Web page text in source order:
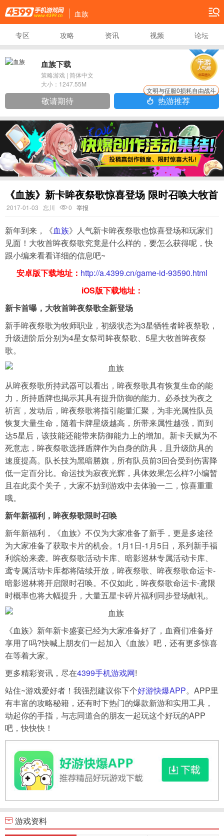
4399手机游戏网
血族
专区 攻略 资讯 视频 论坛
血族下载
策略游戏 | 简体中文
大小： 1247.55M
敬请期待 热游推荐
文明与征服0损耗自由战斗
《血族》新卡眸夜祭歌惊喜登场 限时召唤大牧首
2017-01-03 忘川 0 举报
新年到来，《血族》人气新卡眸夜祭歌也惊喜登场和玩家们
见面！大牧首眸夜祭歌究竟是什么样的，要怎么获得呢，快
跟小编来看看详细的信息吧~
安卓版下载地址： http://a.4399.cn/game-id-93590.html
iOS版下载地址：
新卡首曝，大牧首眸夜祭歌全新登场
新手眸夜祭歌为牧师职业，初级状态为3星牺牲者眸夜祭歌，
升级进阶后分别为4星女祭司眸夜祭歌、5星大牧首眸夜祭
歌。
从眸夜祭歌所持武器可以看出，眸夜祭歌具有恢复生命的能
力，所持盾牌也揭示其具有提升防御的能力。必杀技为夜之
祈言，发动后，眸夜祭歌将指引能量汇聚，为非光属性队员
恢复大量生命，随着卡牌星级越高，所带来属性越强，而到
达5星后，该技能还能带来防御能力上的增加。新卡天赋为不
死意志，眸夜祭歌选择盾牌作为自身的防具，且升级防具的
速度提高。队长技为黑暗勝旗，所有队员前3回合受到伤害降
低一定百分比。命运技为寂夜光辉，具体效果怎么样?小编暂
且在此卖个关子，大家不妨到游戏中去体验一二，惊喜重重
哦。
新年新福利，眸夜祭歌限时召唤
新年新福利，《血族》不仅为大家准备了新手，更是多途径
为大家准备了获取卡片的机会。1月1日-1月5日，系列新手福
利缤纷来袭。眸夜祭歌活动卡库、暗影巡林专属活动卡库、
鸢专属活动卡库都将陆续开放，眸夜祭歌、眸夜祭歌命运卡-
暗影巡林将开启限时召唤。不仅如此，眸夜祭歌命运卡-鸢限
时概率也将大幅提升，大量五星卡碎片福利同步登场献礼。
《血族》新年新卡盛宴已经为大家准备好了，血裔们准备好
享用了吗?快喊上朋友们一起加入《血族》吧，还有更多惊喜
在等着大家。
更多精彩资讯，尽在4399手机游戏网!
站住~游戏爱好者！我强烈建议你下个好游快爆APP。APP里
有丰富的攻略秘籍，还有时下热门的爆款新游和实用工具，
动起你的手指，与志同道合的朋友一起玩这个好玩的APP
吧，快快快！
游戏资料